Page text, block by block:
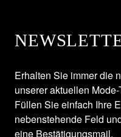
Erhalten Sie immer die
unserer aktuellen
Füllen Sie einfach Ihre
nebenstehende Feld
eine Bestätigungsmail.